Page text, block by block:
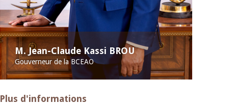
M. Jean-Claude Kassi BROU
Gouverneur de la BCEAO
Plus d'informations